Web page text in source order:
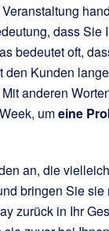
dass Sie
bedeutet oft,
den Kunden
anderen
umeine
an, die
bringen Sie sie
zurück in Ihr